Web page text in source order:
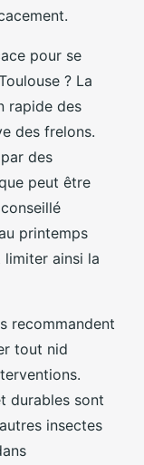
pour se
? La
rapide des
des frelons.
des
peut être
printemps
ainsi la
recommandent
tout nid
durables sont
insectes